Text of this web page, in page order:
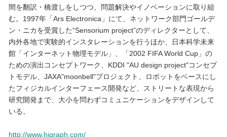
間を翻訳・橋渡しをしつつ、問題解決やイノベーションに取り組
む。1997年「Ars Electronica」にて、ネットワーク部門ゴールデ
ン・ニカを受賞した“Sensorium project”のディレクターとして、
内外各地で実験的インスタレーションを行うほか、日本科学未来
館「インターネット物理モデル」、「2002 FIFA World Cup」の
ための演出コンセプトワーク、KDDI "AU design project"コンセプ
トモデル、JAXA"moonbell"プロジェクト、ロボットをベースにし
たフィジカルインターフェース開発など、ストリートな表現から
研究開発まで、大小を問わずコミュニケーションをデザインして
いる。
http://www.higraph.com/